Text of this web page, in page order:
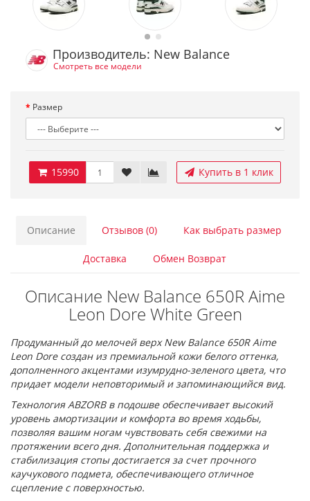
Производитель: New Balance
Смотреть все модели
Размер
15990 Купить в 1 клик
Описание Отзывов (0) Как выбрать размер
Доставка Обмен Возврат
Описание New Balance 650R Aime
Leon Dore White Green
Продуманный до мелочей верх New Balance 650R Aime
Leon Dore создан из премиальной кожи белого оттенка,
дополненного акцентами изумрудно-зеленого цвета, что
придает модели неповторимый и запоминающийся вид.
Технология ABZORB в подошве обеспечивает высокий
уровень амортизации и комфорта во время ходьбы,
позволяя вашим ногам чувствовать себя свежими на
протяжении всего дня. Дополнительная поддержка и
стабилизация стопы достигается за счет прочного
каучукового подмета, обеспечивающего отличное
сцепление с поверхностью.